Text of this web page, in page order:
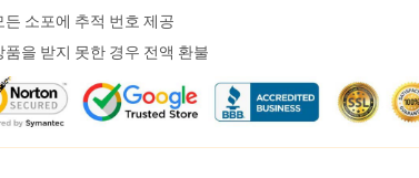
든 소포에 추적 번호 제공
품을 받지 못한 경우 전액 환불